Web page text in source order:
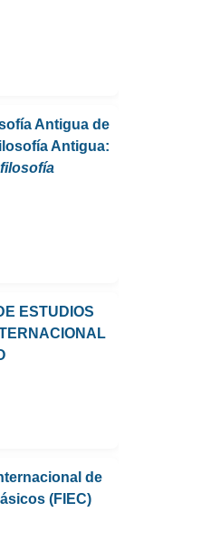
Antigua de
Antigua:
ESTUDIOS
de
(FIEC)